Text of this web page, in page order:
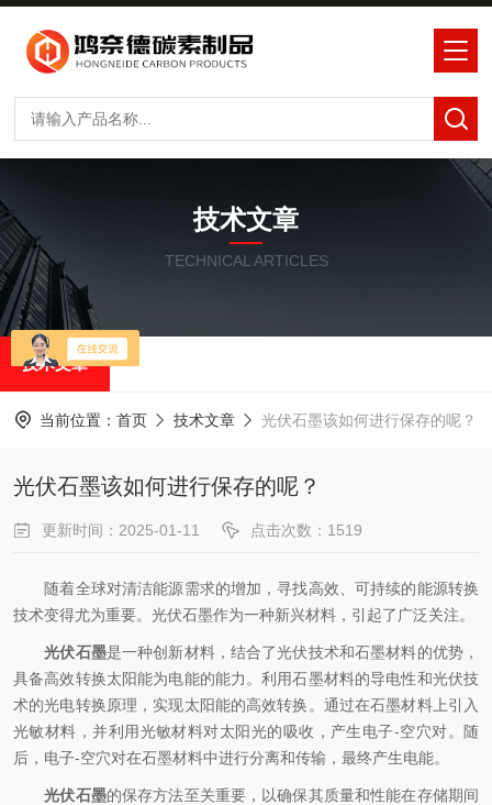
技术文章
TECHNICAL ARTICLES
技术文章
当前位置： 首页 技术文章 光伏石墨该如何进行保存的呢？
光伏石墨该如何进行保存的呢？
更新时间：2025-01-11 点击次数：1519
随着全球对清洁能源需求的增加，寻找高效、可持续的能源转换
技术变得尤为重要。光伏石墨作为一种新兴材料，引起了广泛关注。
光伏石墨是一种创新材料，结合了光伏技术和石墨材料的优势，
具备高效转换太阳能为电能的能力。利用石墨材料的导电性和光伏技
术的光电转换原理，实现太阳能的高效转换。通过在石墨材料上引入
光敏材料，并利用光敏材料对太阳光的吸收，产生电子-空穴对。随
后，电子-空穴对在石墨材料中进行分离和传输，最终产生电能。
光伏石墨的保存方法至关重要，以确保其质量和性能在存储期间